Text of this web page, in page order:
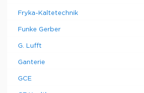
Fryka-Kaltetechnik
Funke Gerber
G. Lufft
Ganterie
GCE